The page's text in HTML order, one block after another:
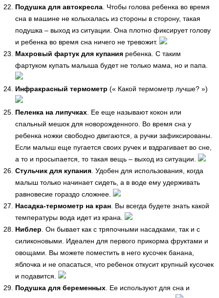
Подушка для автокресла . Чтобы голова ребенка во время
сна в машине не колыхалась из стороны в сторону, такая
подушка – выход из ситуации. Она плотно фиксирует голову
и ребенка во время сна ничего не тревожит.
Махровый фартук для купания ребенка. С таким
фартуком купать малыша будет не только мама, но и папа.
Инфракрасный термометр (« Какой термометр лучше? »)
Пеленка на липучках . Ее еще называют кокон или
спальный мешок для новорожденного. Во время сна у
ребенка ножки свободно двигаются, а ручки зафиксированы.
Если малыш еще пугается своих ручек и вздрагивает во сне,
а то и просыпается, то такая вещь – выход из ситуации.
Стульчик для купания . Удобен для использования, когда
малыш только начинает сидеть, а в воде ему удерживать
равновесие гораздо сложнее.
Насадка-термометр на кран . Вы всегда будете знать какой
температуры вода идет из крана.
Ниблер . Он бывает как с тряпочными насадками, так и с
силиконовыми. Идеален для первого прикорма фруктами и
овощами. Вы можете поместить в него кусочек банана,
яблочка и не опасаться, что ребенок откусит крупный кусочек
и подавится.
Подушка для беременных . Ее используют для сна и